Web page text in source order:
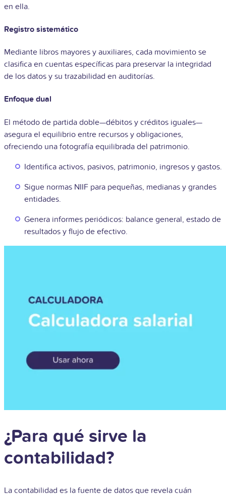
en ella.
Registro sistemático
Mediante libros mayores y auxiliares, cada movimiento se
clasifica en cuentas específicas para preservar la integridad
de los datos y su trazabilidad en auditorías.
Enfoque dual
El método de partida doble—débitos y créditos iguales—
asegura el equilibrio entre recursos y obligaciones,
ofreciendo una fotografía equilibrada del patrimonio.
Identifica activos, pasivos, patrimonio, ingresos y gastos.
Sigue normas NIIF para pequeñas, medianas y grandes
entidades.
Genera informes periódicos: balance general, estado de
resultados y flujo de efectivo.
¿Para qué sirve la
contabilidad?
La contabilidad es la fuente de datos que revela cuán